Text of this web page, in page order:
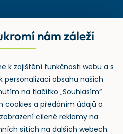
v odpadechnám záleží
k zajištění funkčnosti webu a s
personalizaci obsahu našich
na tlačítko „Souhlasím“
cookies a předáním údajů o
cílené reklamy na
sítích na dalších webech.